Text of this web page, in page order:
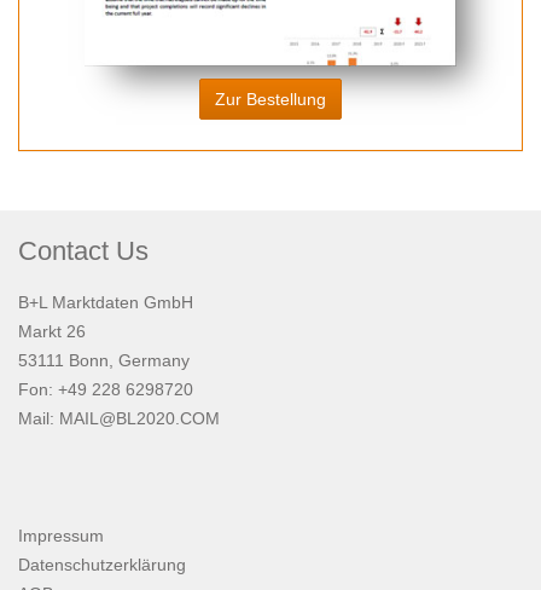
Zur Bestellung
Contact Us
B+L Marktdaten GmbH
Markt 26
53111 Bonn, Germany
Fon: +49 228 6298720
Mail: MAIL@BL2020.COM
Impressum
Datenschutzerklärung